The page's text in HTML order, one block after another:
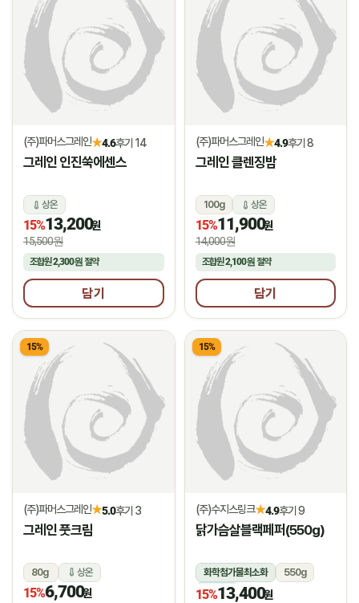
(주)파머스그레인★4.6후기 14
그레인 인진쑥에센스
상온
15%13,200원
15,500원
조합원2,300원 절약
담기
(주)파머스그레인★4.9후기 8
그레인 클렌징밤
100g 상온
15%11,900원
14,000원
조합원2,100원절약
담기
15%
(주)파머스그레인★5.0후기 3
그레인 풋크림
80g 상온
15%6,700원
15%
(주)수지스링크★4.9후기 9
닭가슴살블랙페퍼(550g)
화학첨가물최소화
550g
냉동
15%13,400원